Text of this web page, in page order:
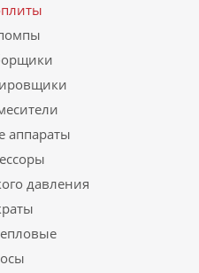
аппараты
давления